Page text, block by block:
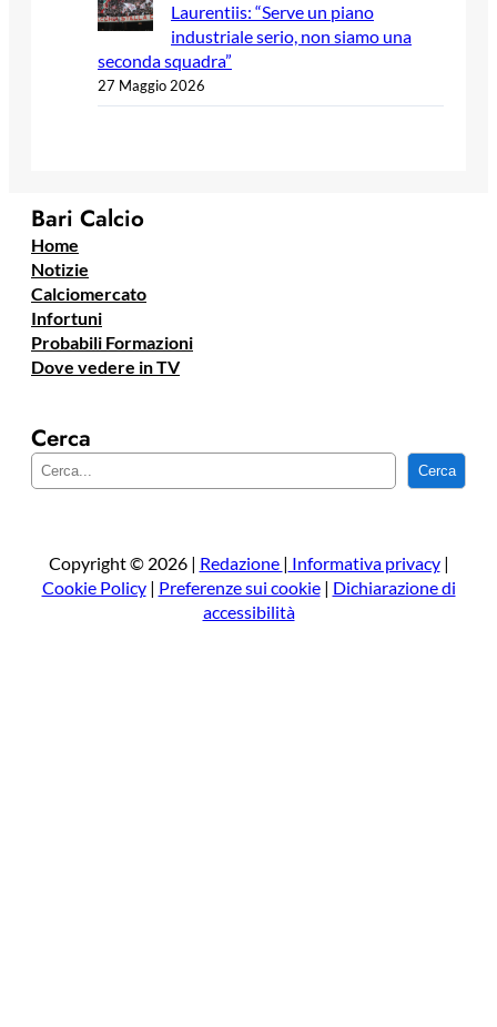
Laurentiis: “Serve un piano
industriale serio, non siamo una
seconda squadra”
27 Maggio 2026
Bari Calcio
Home
Notizie
Calciomercato
Infortuni
Probabili Formazioni
Dove vedere in TV
Cerca
e
a
Cerca
Copyright © 2026 | Redazione | Informativa privacy|
Cookie Policy| Preferenze sui cookie| Dichiarazione di
accessibilità